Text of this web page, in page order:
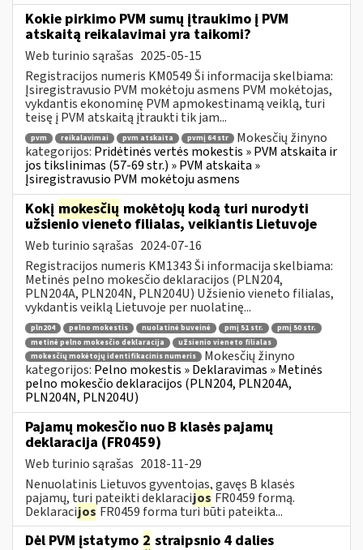
Kokie pirkimo PVM sumų įtraukimo į PVM
atskaitą reikalavimai yra taikomi?
Web turinio sąrašas 2025-05-15
Registracijos numeris KM0549 Ši informacija skelbiama:
Įsiregistravusio PVM mokėtoju asmens PVM mokėtojas,
vykdantis ekonominę PVM apmokestinamą veiklą, turi
teisę į PVM atskaitą įtraukti tik jam...
pvm reikalavimai pvm atskaita pvmį 64 str
Mokesčių žinyno
kategorijos: Pridėtinės vertės mokestis » PVM atskaita ir
jos tikslinimas (57-69 str.) » PVM atskaita »
Įsiregistravusio PVM mokėtoju asmens
Kokį mokesčių mokėtojų kodą turi nurodyti
užsienio vieneto filialas, veikiantis Lietuvoje
Web turinio sąrašas 2024-07-16
Registracijos numeris KM1343 Ši informacija skelbiama:
Metinės pelno mokesčio deklaracijos (PLN204,
PLN204A, PLN204N, PLN204U) Užsienio vieneto filialas,
vykdantis veiklą Lietuvoje per nuolatinę...
pln204 pelno mokestis nuolatinė buveinė pmį 51 str.
pmį 50 str.
metinė pelno mokesčio deklaracija
užsienio vieneto filialas
mokesčių mokėtojų identifikacinis numeris
Mokesčių žinyno
kategorijos: Pelno mokestis » Deklaravimas » Metinės
pelno mokesčio deklaracijos (PLN204, PLN204A,
PLN204N, PLN204U)
Pajamų mokesčio nuo B klasės pajamų
deklaracija (FR0459)
Web turinio sąrašas 2018-11-29
Nenuolatinis Lietuvos gyventojas, gavęs B klasės
pajamų, turi pateikti deklaracijos FR0459 formą.
Deklaracijos FR0459 forma turi būti pateikta...
Dėl PVM įstatymo 2 straipsnio 4 dalies